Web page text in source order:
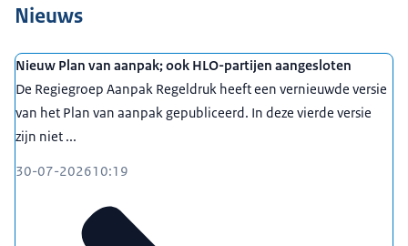
Nieuws
Nieuw Plan van aanpak; ook HLO-partijen aangesloten
De Regiegroep Aanpak Regeldruk heeft een vernieuwde versie
van het Plan van aanpak gepubliceerd. In deze vierde versie
zijn niet ...
30-07-202610:19